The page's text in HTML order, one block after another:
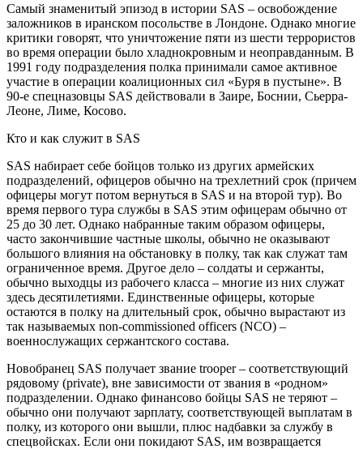
Самый знаменитый эпизод в истории SAS – освобождение
заложников в иранском посольстве в Лондоне. Однако многие
критики говорят, что уничтожение пяти из шести террористов
во время операции было хладнокровным и неоправданным. В
1991 году подразделения полка принимали самое активное
участие в операции коалиционных сил «Буря в пустыне». В
90-е спецназовцы SAS действовали в Заире, Боснии, Сьерра-
Леоне, Лиме, Косово.
Кто и как служит в SAS
SAS набирает себе бойцов только из других армейских
подразделений, офицеров обычно на трехлетний срок (причем
офицеры могут потом вернуться в SAS и на второй тур). Во
время первого тура службы в SAS этим офицерам обычно от
25 до 30 лет. Однако набранные таким образом офицеры,
часто закончившие частные школы, обычно не оказывают
большого влияния на обстановку в полку, так как служат там
ограниченное время. Другое дело – солдаты и сержанты,
обычно выходцы из рабочего класса – многие из них служат
здесь десятилетиями. Единственные офицеры, которые
остаются в полку на длительный срок, обычно вырастают из
так называемых non-commissioned officers (NCO) –
военнослужащих сержантского состава.
Новобранец SAS получает звание trooper – соответствующий
рядовому (private), вне зависимости от звания в «родном»
подразделении. Однако финансово бойцы SAS не теряют –
обычно они получают зарплату, соответствующей выплатам в
полку, из которого они вышли, плюс надбавки за службу в
спецвойсках. Если они покидают SAS, им возвращается